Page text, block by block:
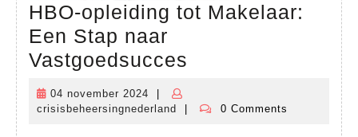
HBO-opleiding tot Makelaar:
Een Stap naar
Vastgoedsucces
tot
04 november 2024
04
november
crisisbeheersingnederland
crisisbeheersingnederland
0 Comments